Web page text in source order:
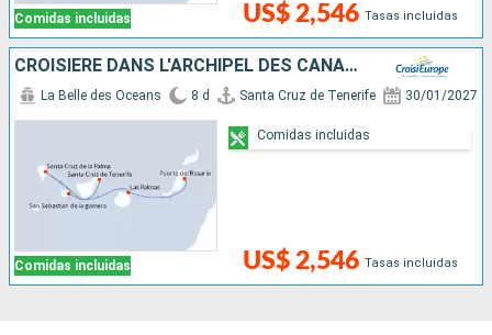
Comidas incluidas US$ 2,546 Tasas incluidas
CROISIÈRE DANS L'ARCHIPEL DES CANARIES, LA DOUCEUR D'UN ÉTERNEL PRINTEMPS
Comidas incluidas
La Belle des Oceans 8 d Santa Cruz de Tenerife 30/01/2027
US$ 2,546 Tasas incluidas
Comidas incluidas